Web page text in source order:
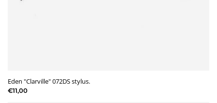
Eden "Clarville" 072DS stylus.
€11,00